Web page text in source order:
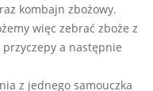
kombajn zbożowy.
więc zebrać zboże z
a następnie
z jednego samouczka